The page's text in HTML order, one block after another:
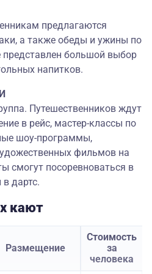
предлагаются
а также обеды и ужины по
большой выбор
напитков.
Путешественников ждут
в рейс, мастер-классы по
шоу-программы,
фильмов на
смогут посоревноваться в
дартс.
кают
Размещение
Стоимость
за
человека